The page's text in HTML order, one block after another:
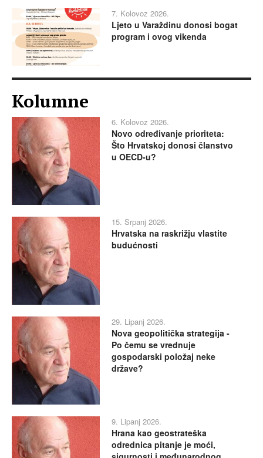
7. Kolovoz 2026.
Ljeto u Varaždinu donosi bogat
program i ovog vikenda
Kolumne
6. Kolovoz 2026.
Novo određivanje prioriteta:
Što Hrvatskoj donosi članstvo
u OECD-u?
15. Srpanj 2026.
Hrvatska na raskrižju vlastite
budućnosti
29. Lipanj 2026.
Nova geopolitička strategija -
Po čemu se vrednuje
gospodarski položaj neke
države?
9. Lipanj 2026.
Hrana kao geostrateška
odrednica pitanje je moći,